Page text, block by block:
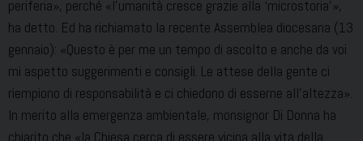
periferia», perché «l’umanità cresce grazie alla ‘microstoria’»,
ha detto. Ed ha richiamato la recente Assemblea diocesana (13
gennaio): «Questo è per me un tempo di ascolto e anche da voi
mi aspetto suggerimenti e consigli. Le attese della gente ci
riempiono di responsabilità e ci chiedono di esserne all’altezza».
In merito alla emergenza ambientale, monsignor Di Donna ha
chiarito che «la Chiesa cerca di essere vicina alla vita della